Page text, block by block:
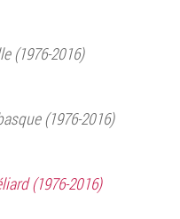
(1976-2016)
(1976-2016)
(1976-2016)